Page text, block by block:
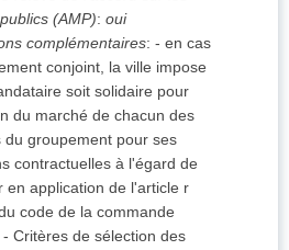
(AMP): oui
complémentaires: - en cas
conjoint, la ville impose
soit solidaire pour
du marché de chacun des
du groupement pour ses
contractuelles à l'égard de
en application de l'article r
code de la commande
Critères de sélection des